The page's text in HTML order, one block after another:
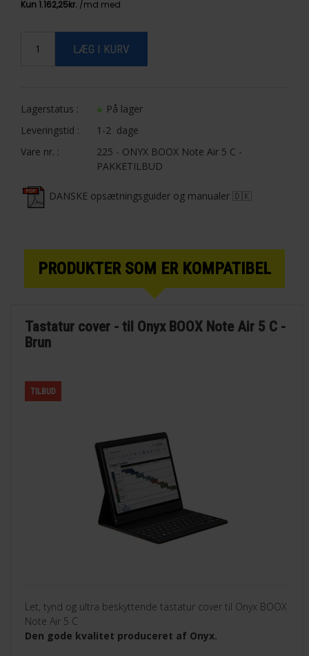
Lagerstatus :
På lager
Leveringstid :
1-2 dage
Vare nr. :
225 - ONYX BOOX Note Air 5 C -
PAKKETILBUD
DANSKE opsætningsguider og manualer 🇩🇰
PRODUKTER SOM ER KOMPATIBEL
Tastatur cover - til Onyx BOOX Note Air 5 C -
Brun
TILBUD
Let, tynd og ultra beskyttende tastatur cover til Onyx BOOX
Note Air 5 C
Den gode kvalitet produceret af Onyx.